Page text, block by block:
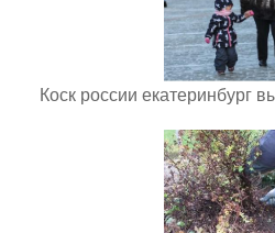
Коск россии екатеринбург